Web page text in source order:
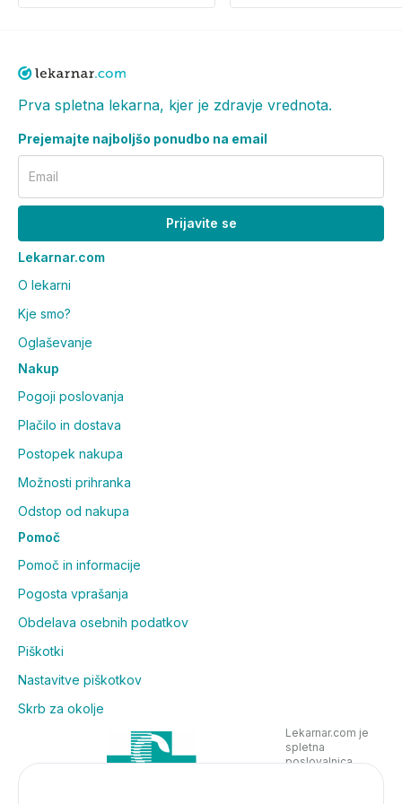
Prva spletna lekarna, kjer je zdravje vrednota.
Prejemajte najboljšo ponudbo na email
Email
Prijavite se
Lekarnar.com
O lekarni
Kje smo?
Oglaševanje
Nakup
Pogoji poslovanja
Plačilo in dostava
Postopek nakupa
Možnosti prihranka
Odstop od nakupa
Pomoč
Pomoč in informacije
Pogosta vprašanja
Obdelava osebnih podatkov
Piškotki
Nastavitve piškotkov
Skrb za okolje
Lekarnar.com je
spletna
poslovalnica